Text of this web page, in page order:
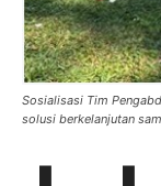
Sosialisasi Tim
solusi berkelanjutan